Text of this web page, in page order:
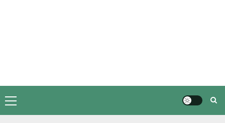
Menu
principale